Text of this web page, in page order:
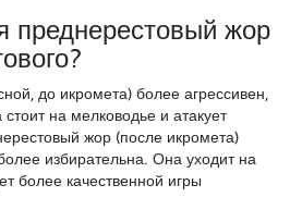
преднерестовый жор
до икромета) более агрессивен,
на мелководье и атакует
жор (после икромета)
избирательна. Она уходит на
более качественной игры